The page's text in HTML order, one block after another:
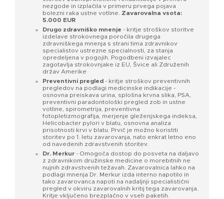
nezgode in izplačila v primeru prvega pojava
bolezni raka ustne votline. Zavarovalna vsota:
5.000 EUR
Drugo zdravniško mnenje - kritje stroškov storitve
izdelave strokovnega poročila drugega
zdravniškega mnenja s strani tima zdravnikov
specialistov ustrezne specialnosti, za stanja
opredeljena v pogojih. Pogodbeni izvajalec
zagotavlja strokovnjake iz EU, Švice ali Združenih
držav Amerike
Preventivni pregled - kritje stroškov preventivnih
pregledov na podlagi medicinske indikacije -
osnovna preiskava urina, splošna krvna slika, PSA,
preventivni paradontološki pregled zob in ustne
votline, spirometrija, preventivna
fotopletizmografija, merjenje gleženjskega indeksa,
Helicobacter pylori v blatu, osnovna analiza
prisotnosti krvi v blatu. Prvič je možno koristiti
storitev po 1. letu zavarovanja, nato enkrat letno eno
od navedenih zdravstvenih storitev.
Dr. Merkur - Omogoča dostop do posveta na daljavo
z zdravnikom družinske medicine o morebitnih ne
nujnih zdravstvenih težavah. Zavarovalnica lahko na
podlagi mnenja Dr. Merkur izda interno napotilo in
tako zavarovanca napoti na nadaljnji specialistični
pregled v okviru zavarovalnih kritij tega zavarovanja.
Kritje vključeno brezplačno v vseh paketih.